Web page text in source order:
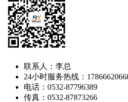
联系人：李总
24小时服务热线：
电话：0532-87796389
传真：0532-87873266